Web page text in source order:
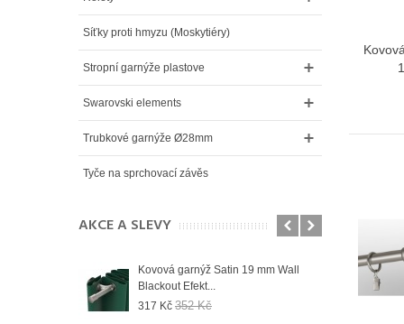
Síťky proti hmyzu (Moskytiéry)
Stropní garnýže plastove
Swarovski elements
Trubkové garnýže Ø28mm
Tyče na sprchovací závěs
AKCE A SLEVY
Kovová garnýž Satin 19 mm Wall
Blackout Efekt...
317 Kč 352 Kč